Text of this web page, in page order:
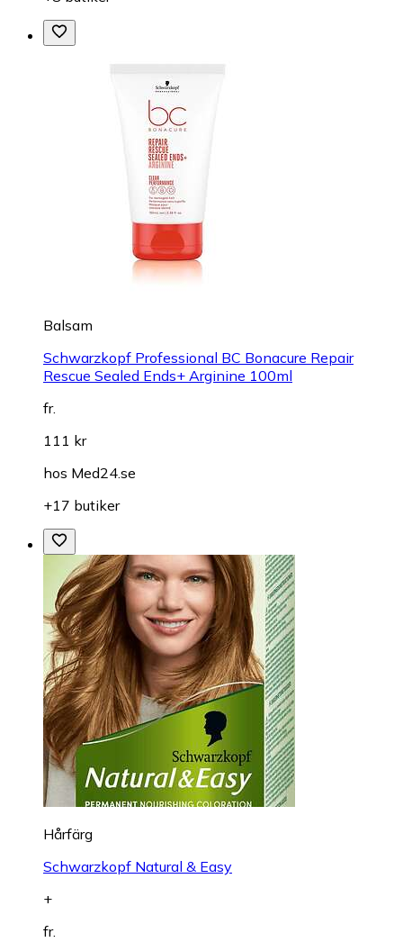
Balsam
Schwarzkopf Professional BC Bonacure Repair
Rescue Sealed Ends+ Arginine 100ml
fr.
111 kr
hos Med24.se
+17 butiker
Hårfärg
Schwarzkopf Natural & Easy
+
fr.